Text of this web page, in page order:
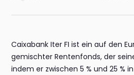
Caixabank Iter FI ist ein auf den
gemischter Rentenfonds, der
indem er zwischen 5 % und 25 %